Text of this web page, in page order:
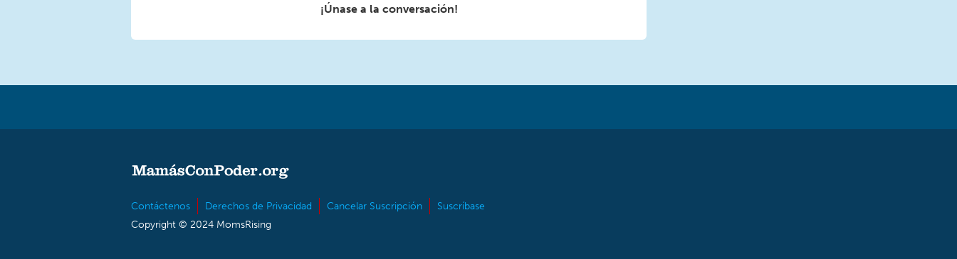
¡Únase a la conversación!
Contáctenos Derechos de Privacidad Cancelar Suscripción
Suscríbase
Copyright © 2024 MomsRising